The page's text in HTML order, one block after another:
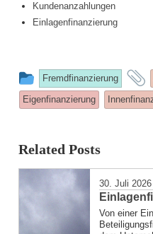
Kundenanzahlungen
Einlagenfinanzierung
This
entry
was
in
Fremdfinanzierung
Eigenfinanzierung
Related Posts
30. Juli 2026
Von einer